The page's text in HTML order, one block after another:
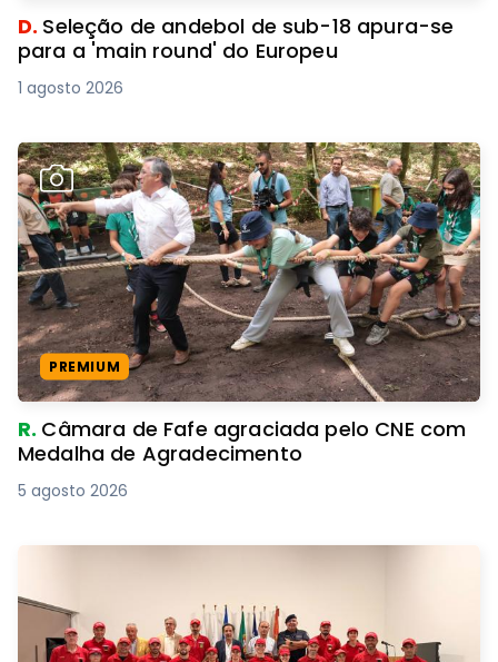
D. Seleção de andebol de sub-18 apura-se
para a 'main round' do Europeu
1 agosto 2026
PREMIUM
R. Câmara de Fafe agraciada pelo CNE com
Medalha de Agradecimento
5 agosto 2026